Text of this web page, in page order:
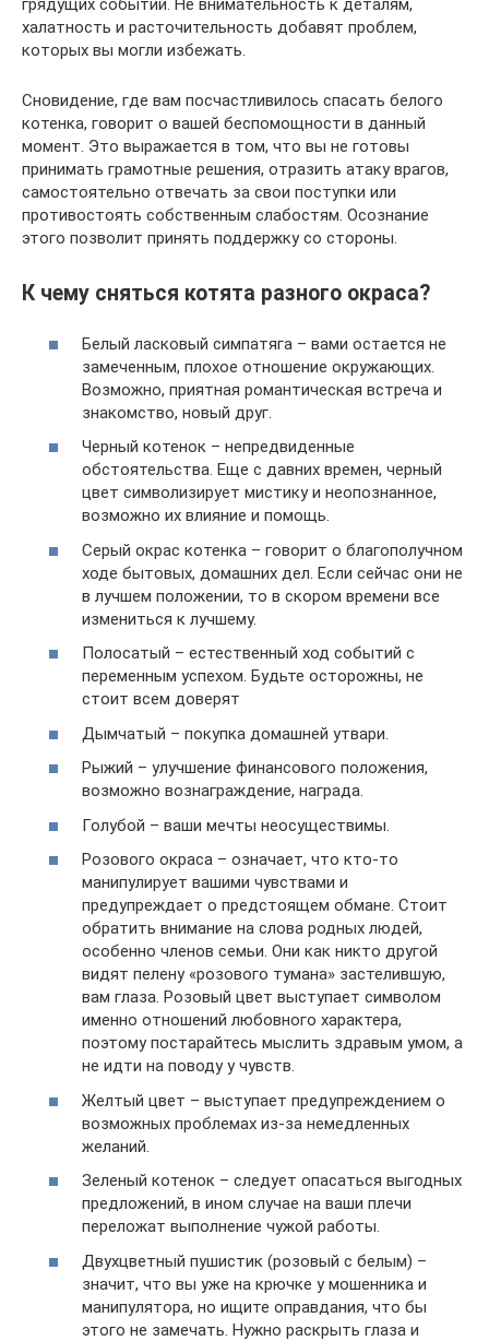
грядущих событий. Не внимательность к деталям,
халатность и расточительность добавят проблем,
которых вы могли избежать.
Сновидение, где вам посчастливилось спасать белого
котенка, говорит о вашей беспомощности в данный
момент. Это выражается в том, что вы не готовы
принимать грамотные решения, отразить атаку врагов,
самостоятельно отвечать за свои поступки или
противостоять собственным слабостям. Осознание
этого позволит принять поддержку со стороны.
К чему сняться котята разного окраса?
Белый ласковый симпатяга – вами остается не
замеченным, плохое отношение окружающих.
Возможно, приятная романтическая встреча и
знакомство, новый друг.
Черный котенок – непредвиденные
обстоятельства. Еще с давних времен, черный
цвет символизирует мистику и неопознанное,
возможно их влияние и помощь.
Серый окрас котенка – говорит о благополучном
ходе бытовых, домашних дел. Если сейчас они не
в лучшем положении, то в скором времени все
измениться к лучшему.
Полосатый – естественный ход событий с
переменным успехом. Будьте осторожны, не
стоит всем доверят
Дымчатый – покупка домашней утвари.
Рыжий – улучшение финансового положения,
возможно вознаграждение, награда.
Голубой – ваши мечты неосуществимы.
Розового окраса – означает, что кто-то
манипулирует вашими чувствами и
предупреждает о предстоящем обмане. Стоит
обратить внимание на слова родных людей,
особенно членов семьи. Они как никто другой
видят пелену «розового тумана» застелившую,
вам глаза. Розовый цвет выступает символом
именно отношений любовного характера,
поэтому постарайтесь мыслить здравым умом, а
не идти на поводу у чувств.
Желтый цвет – выступает предупреждением о
возможных проблемах из-за немедленных
желаний.
Зеленый котенок – следует опасаться выгодных
предложений, в ином случае на ваши плечи
переложат выполнение чужой работы.
Двухцветный пушистик (розовый с белым) –
значит, что вы уже на крючке у мошенника и
манипулятора, но ищите оправдания, что бы
этого не замечать. Нужно раскрыть глаза и